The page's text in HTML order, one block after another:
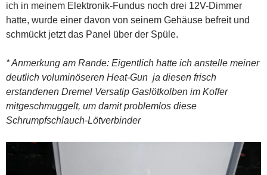
ich in meinem Elektronik-Fundus noch drei 12V-Dimmer
hatte, wurde einer davon von seinem Gehäuse befreit und
schmückt jetzt das Panel über der Spüle.
* Anmerkung am Rande: Eigentlich hatte ich anstelle meiner
deutlich voluminöseren Heat-Gun ja diesen frisch
erstandenen Dremel Versatip Gaslötkolben im Koffer
mitgeschmuggelt, um damit problemlos diese
Schrumpfschlauch-Lötverbinder